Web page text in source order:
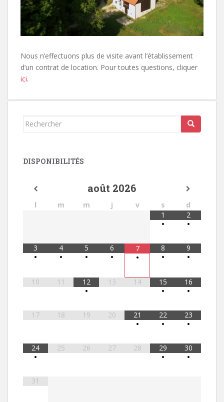
Nous n’effectuons plus de visite avant l’établissement
d’un contrat de location. Pour toutes questions, cliquer
ici.
Rechercher...
DISPONIBILITÉS
août 2026
l m m j v s
d
1
•
2
•
3
•
4
•
5
•
6
•
7
•
8
•
9
•
10 11
12
•
13 14
15
•
16
•
17 18 19 20
21
•
22
•
23
•
24
•
25 26 27 28
29
•
30
•
31